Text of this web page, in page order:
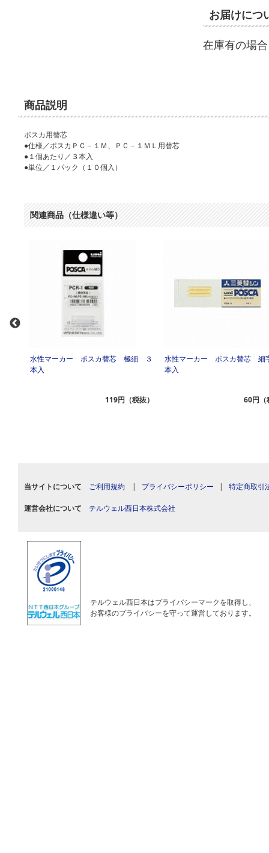
お届けにつ
在庫有の場
商品説明
ポスカ用替芯
●仕様／ポスカＰＣ－１Ｍ、ＰＣ－１ＭＬ用替芯
●１個あたり／３本入
●単位／１パック（１０個入）
関連商品（仕様違い等）
水性マーカー ポスカ替芯 極細 ３
本入
119円（税抜）
水性マーカー ポスカ替芯
本入
60円（
当サイトについて ご利用規約 | プライバシーポリシー | 特定商取引
運営会社について テルウェル西日本株式会社
テルウェル西日本はプライバシーマークを取得し、
お客様のプライバシーを守って運営しております。